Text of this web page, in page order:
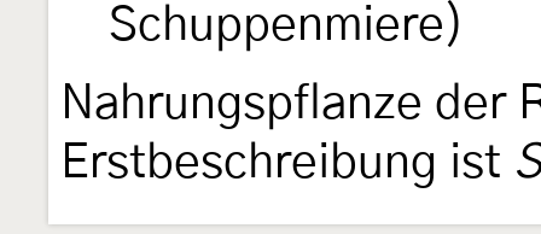
Schuppenmiere)
Nahrungspflanze der
Erstbeschreibung ist